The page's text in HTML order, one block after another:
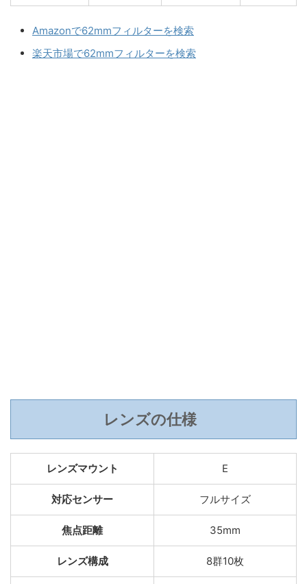
Amazonで62mmフィルターを検索
楽天市場で62mmフィルターを検索
レンズの仕様
レンズマウント E
対応センサー フルサイズ
焦点距離 35mm
レンズ構成 8群10枚